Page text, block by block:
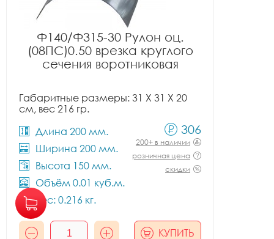
Ф140/Ф315-30 Рулон оц.
(08ПС)0.50 врезка круглого
сечения воротниковая
Габаритные размеры: 31 X 31 X 20
см, вес 216 гр.
Длина 200 мм.
Ширина 200 мм.
Высота 150 мм.
Объём 0.01 куб.м.
Вес: 0.216 кг.
306
200+ в наличии
розничная цена
скидки
КУПИТЬ